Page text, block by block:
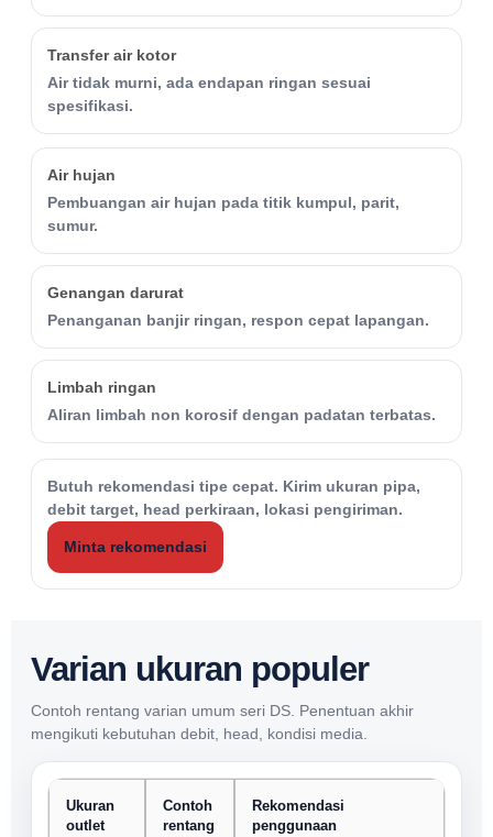
Transfer air kotor
Air tidak murni, ada endapan ringan sesuai
spesifikasi.
Air hujan
Pembuangan air hujan pada titik kumpul, parit,
sumur.
Genangan darurat
Penanganan banjir ringan, respon cepat lapangan.
Limbah ringan
Aliran limbah non korosif dengan padatan terbatas.
Butuh rekomendasi tipe cepat. Kirim ukuran pipa,
debit target, head perkiraan, lokasi pengiriman.
Minta rekomendasi
Varian ukuran populer
Contoh rentang varian umum seri DS. Penentuan akhir
mengikuti kebutuhan debit, head, kondisi media.
Ukuran
outlet
Contoh
rentang
Rekomendasi
penggunaan